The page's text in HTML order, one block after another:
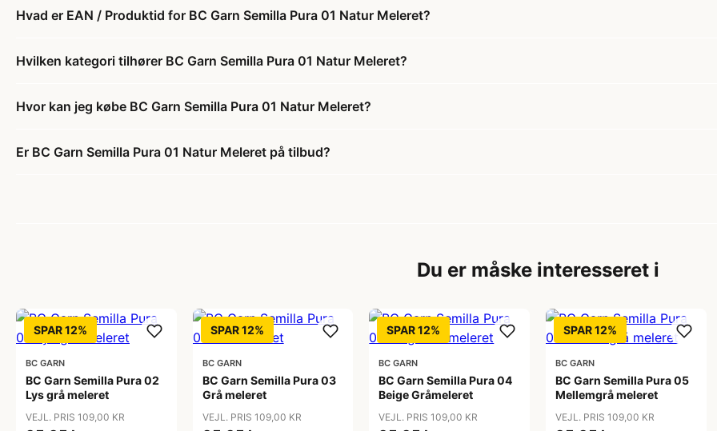
Hvad er EAN / Produktid for BC Garn Semilla Pura 01 Natur Meleret?
Hvilken kategori tilhører BC Garn Semilla Pura 01 Natur Meleret?
Hvor kan jeg købe BC Garn Semilla Pura 01 Natur Meleret?
Er BC Garn Semilla Pura 01 Natur Meleret på tilbud?
Du er måske interesseret i
SPAR 12%
BC GARN
BC Garn Semilla Pura 02
Lys grå meleret
VEJL. PRIS 109,00 KR
SPAR 12%
BC GARN
BC Garn Semilla Pura 03
Grå meleret
VEJL. PRIS 109,00 KR
SPAR 12%
BC GARN
BC Garn Semilla Pura 04
Beige Gråmeleret
VEJL. PRIS 109,00 KR
SPAR 12%
BC GARN
BC Garn Semilla Pura 05
Mellemgrå meleret
VEJL. PRIS 109,00 KR